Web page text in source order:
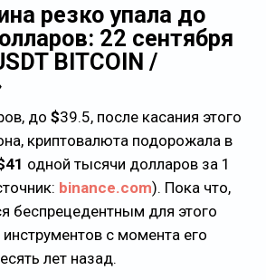
резко упала до
22 сентября
BITCOIN /
до $39.5, после касания этого
криптовалюта подорожала в
41 одной тысячи долларов за 1
binance.com). Пока что,
беспрецедентным для этого
с момента его
лет назад.